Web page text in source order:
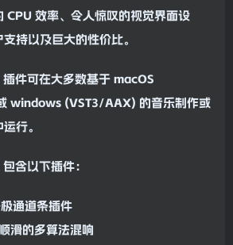
CPU 效率、令人惊叹的视觉界面设
持以及巨大的性价比。
件可在大多数基于 macOS
windows (VST3/AAX) 的音乐制作或
行。
含以下插件：
通道条插件
滑的多算法混响